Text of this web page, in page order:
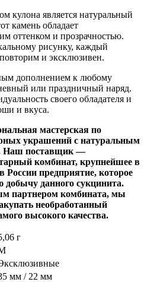
кулона является натуральный
камень обладает
оттенком и прозрачностью.
рисунку, каждый
и эксклюзивен.
дополнением к любому
или праздничный наряд.
своего обладателя и
и вкуса.
мастерская по
украшений с натуральным
Наш поставщик —
комбинат, крупнейшее в
России предприятие, которое
данного сукцинита.
партнером комбината, мы
необработанный
высокого качества.
г
мм / 22 мм